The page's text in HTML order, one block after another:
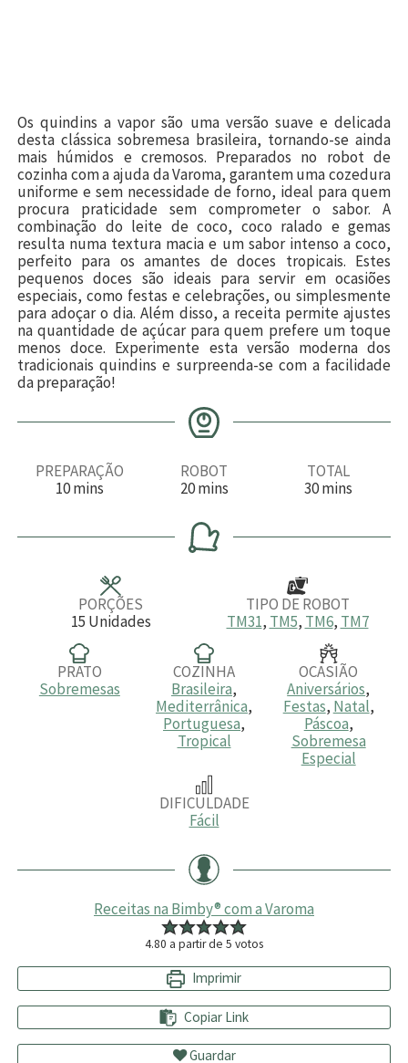
Os quindins a vapor são uma versão suave e delicada
desta clássica sobremesa brasileira, tornando-se ainda
mais húmidos e cremosos. Preparados no robot de
cozinha com a ajuda da Varoma, garantem uma cozedura
uniforme e sem necessidade de forno, ideal para quem
procura praticidade sem comprometer o sabor. A
combinação do leite de coco, coco ralado e gemas
resulta numa textura macia e um sabor intenso a coco,
perfeito para os amantes de doces tropicais. Estes
pequenos doces são ideais para servir em ocasiões
especiais, como festas e celebrações, ou simplesmente
para adoçar o dia. Além disso, a receita permite ajustes
na quantidade de açúcar para quem prefere um toque
menos doce. Experimente esta versão moderna dos
tradicionais quindins e surpreenda-se com a facilidade
da preparação!
PREPARAÇÃO
10m
u
mins
ROBOT
20m
n
u
t
mins
TOTAL
30m
u
mins
PORÇÕES
15 Unidades
TIPO DE ROBOT
TM31, TM5, TM6, TM7
PRATO
Sobremesas
COZINHA
Brasileira,
Mediterrânica,
Portuguesa,
Tropical
OCASIÃO
Aniversários,
Festas, Natal,
Páscoa,
Sobremesa
Especial
DIFICULDADE
Fácil
Receitas na Bimby® com a Varoma
4.80 a partir de 5 votos
Imprimir
Copiar Link
Guardar